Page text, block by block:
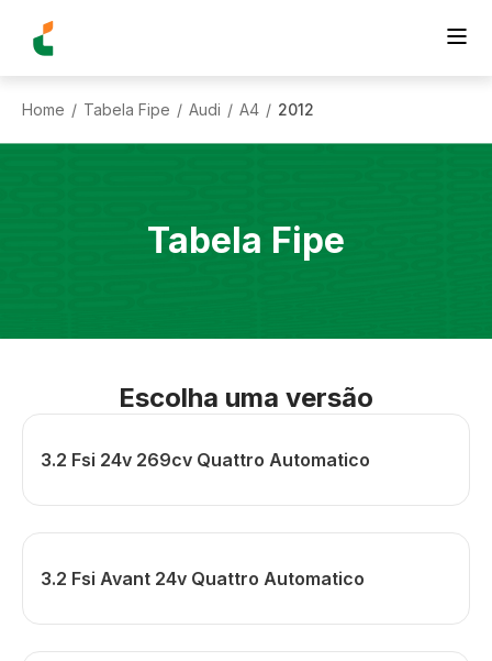
Home / Tabela Fipe / Audi / A4 / 2012
Tabela Fipe
Escolha uma versão
3.2 Fsi 24v 269cv Quattro Automatico
3.2 Fsi Avant 24v Quattro Automatico